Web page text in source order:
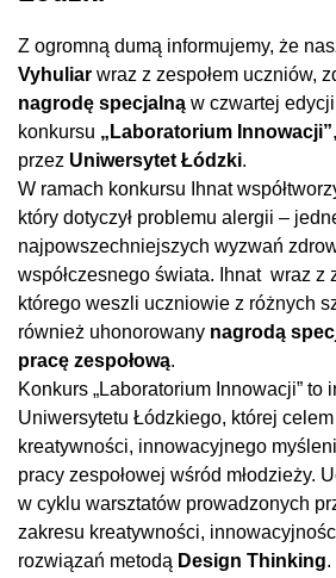
Z ogromną dumą informujemy, że
Vyhuliar wraz z zespołem uczniów,
nagrodę specjalną w czwartej
konkursu „Laboratorium Innowacji”
przez Uniwersytet Łódzki.
W ramach konkursu Ihnat
który dotyczył problemu alergii –
najpowszechniejszych wyzwań
współczesnego świata. Ihnat wraz z
którego weszli uczniowie z różnych
również uhonorowany nagrodą
pracę zespołową.
Konkurs „Laboratorium Innowacji” to
Uniwersytetu Łódzkiego, której
kreatywności, innowacyjnego
pracy zespołowej wśród młodzieży.
w cyklu warsztatów prowadzonych
zakresu kreatywności,
rozwiązań metodą Design Thinking.